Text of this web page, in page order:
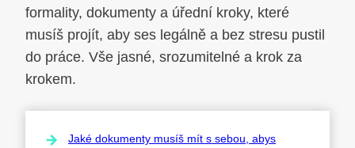
formality, dokumenty a úřední kroky, které
musíš projít, aby ses legálně a bez stresu pustil
do práce. Vše jasné, srozumitelné a krok za
krokem.
Jaké dokumenty musíš mít s sebou, abys